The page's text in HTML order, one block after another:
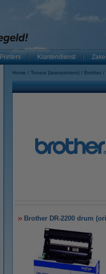
Printers Klantendienst
Home Toners (laserprinters) Brother
Brother DR-2200 drum